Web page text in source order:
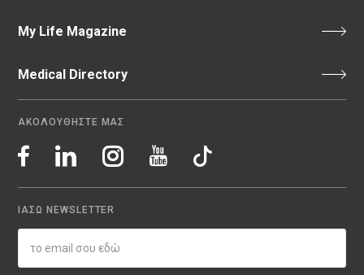
My Life Magazine
Medical Directory
ΑΚΟΛΟΥΘΗΣΤΕ ΜΑΣ
ΙΑΣΩ NEWSLETTER